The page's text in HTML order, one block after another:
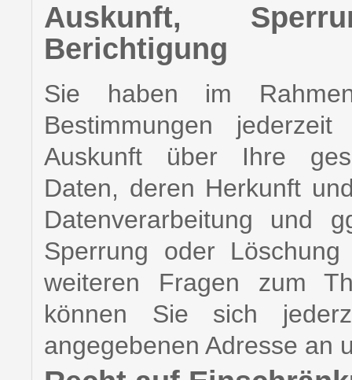
Auskunft,
Berichtigung
Sie haben im
Bestimmungen
Auskunft über Ihre
Daten, deren Herkunft
Datenverarbeitung und
Sperrung oder
weiteren Fragen zum
können Sie sich
angegebenen Adresse an